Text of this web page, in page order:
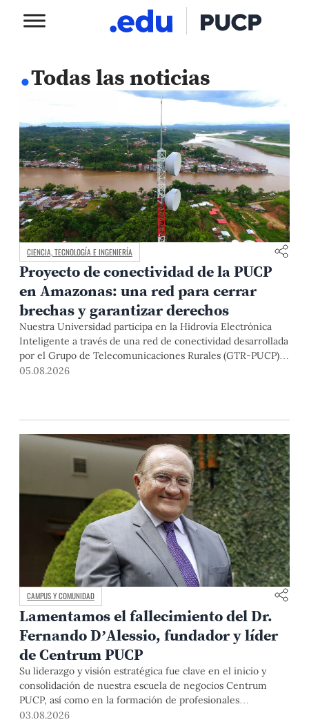
.Todas las noticias
CIENCIA, TECNOLOGÍA E INGENIERÍA
Proyecto de conectividad de la PUCP
en Amazonas: una red para cerrar
brechas y garantizar derechos
Nuestra Universidad participa en la Hidrovía Electrónica
Inteligente a través de una red de conectividad desarrollada
por el Grupo de Telecomunicaciones Rurales (GTR-PUCP)
desde el 2018. En esta nota repasamos cómo ha sido el
05.08.2026
CAMPUS Y COMUNIDAD
Lamentamos el fallecimiento del Dr.
Fernando D’Alessio, fundador y líder
de Centrum PUCP
Su liderazgo y visión estratégica fue clave en el inicio y
consolidación de nuestra escuela de negocios Centrum
PUCP, así como en la formación de profesionales
empresariales comprometidos con el país. Por todo ello,
03.08.2026